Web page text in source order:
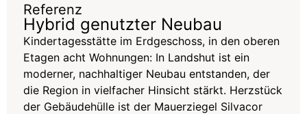
Referenz
Hybrid genutzter Neubau
Kindertagesstätte im Erdgeschoss, in den oberen
Etagen acht Wohnungen: In Landshut ist ein
moderner, nachhaltiger Neubau entstanden, der
die Region in vielfacher Hinsicht stärkt. Herzstück
der Gebäudehülle ist der Mauerziegel Silvacor